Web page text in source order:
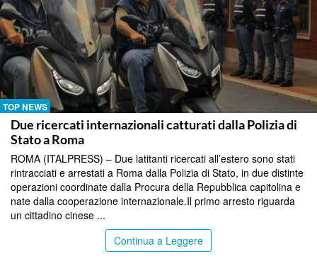
TOP NEWS
Due ricercati internazionali catturati dalla Polizia di
Stato a Roma
ROMA (ITALPRESS) – Due latitanti ricercati all’estero sono stati
rintracciati e arrestati a Roma dalla Polizia di Stato, in due distinte
operazioni coordinate dalla Procura della Repubblica capitolina e
nate dalla cooperazione internazionale.Il primo arresto riguarda
un cittadino cinese ...
Continua a Leggere